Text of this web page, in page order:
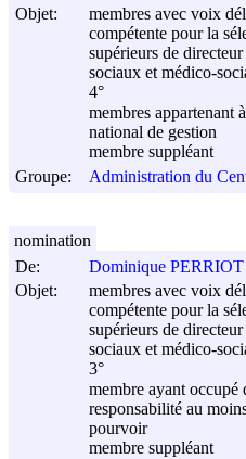
Objet:
membres avec voix
compétente pour la
supérieurs de
sociaux et médico-
4°
membres appartenant
national de gestion
membre suppléant
Groupe:
Administration du
De:
Dominique PERRIOT
Objet:
membres avec voix
compétente pour la
supérieurs de
sociaux et médico-
3°
membre ayant
responsabilité au
pourvoir
membre suppléant
nomination